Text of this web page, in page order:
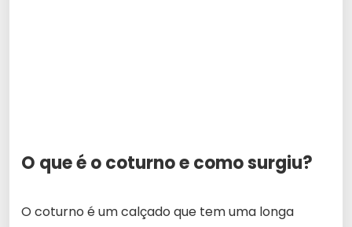
O que é o coturno e como surgiu?
O coturno é um calçado que tem uma longa